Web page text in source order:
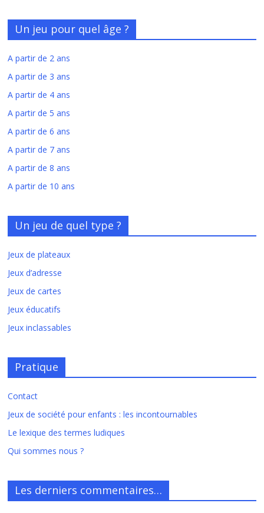
Un jeu pour quel âge ?
A partir de 2 ans
A partir de 3 ans
A partir de 4 ans
A partir de 5 ans
A partir de 6 ans
A partir de 7 ans
A partir de 8 ans
A partir de 10 ans
Un jeu de quel type ?
Jeux de plateaux
Jeux d’adresse
Jeux de cartes
Jeux éducatifs
Jeux inclassables
Pratique
Contact
Jeux de société pour enfants : les incontournables
Le lexique des termes ludiques
Qui sommes nous ?
Les derniers commentaires…